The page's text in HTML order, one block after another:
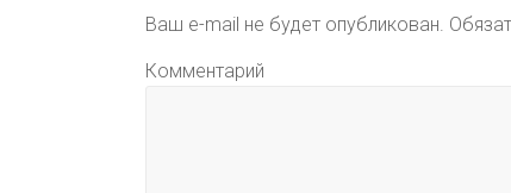
Ваш e-mail не будет опубликован.
Комментарий